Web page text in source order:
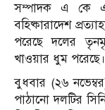
সম্পাদক এ কে
বহিষ্কারাদেশ
পরেছে দলের
খাওয়ার ধুম পরেছে।
বুধবার (২৬
পাঠানো দলটির